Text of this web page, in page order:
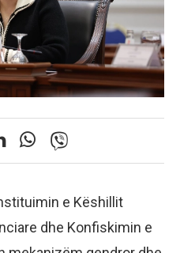
e Këshillit
dhe Konfiskimin e